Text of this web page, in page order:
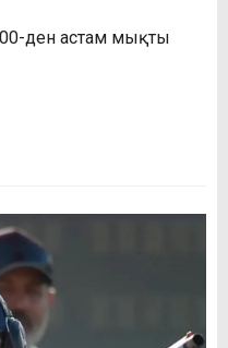
ден астам мықты